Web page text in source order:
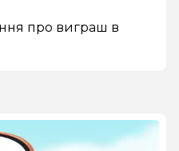
про виграш в